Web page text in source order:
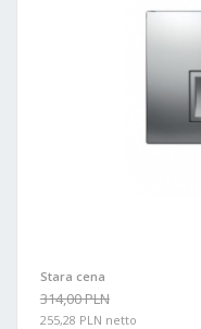
Stara cena
314,00 PLN
255,28 PLN netto